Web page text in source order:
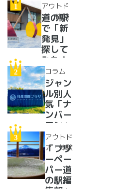
アウトド
ア・体験
道の駅
で「新
発見」
探して
みた！
イベン
トに巨
大グル
メ、ご
当地ス
イーツ
まで
【2024
年最新
情報】
コラム
ジャン
ル別人
気「ナ
ンバー
ワン」
道の駅
紹介。
フリー
ペーパ
ー道の
駅読者
アウトド
ア・体験
「フリ
ーペー
パー道
の駅編